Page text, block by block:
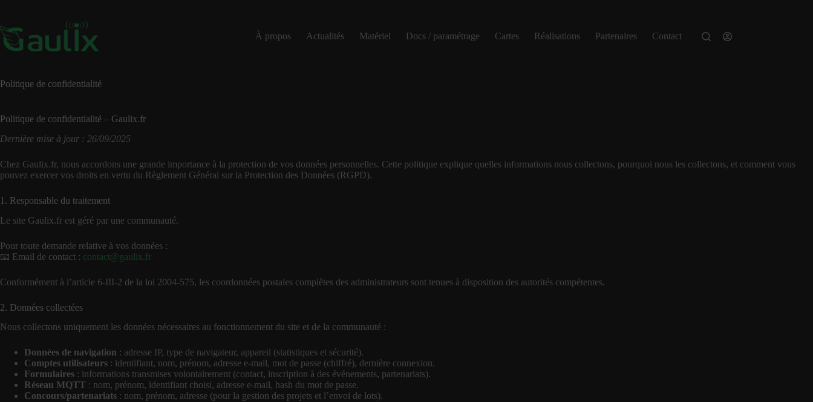
contenu
À propos
Actualités Matériel Docs / paramétrage Cartes Réalisations Partenaires Contact
Politique de confidentialité
Politique de confidentialité – Gaulix.fr
Dernière mise à jour : 26/09/2025
Chez Gaulix.fr, nous accordons une grande importance à la protection de vos données personnelles. Cette politique explique quelles informations nous collectons, pourquoi nous les collectons, et comment vous
pouvez exercer vos droits en vertu du Règlement Général sur la Protection des Données (RGPD).
1. Responsable du traitement
Le site Gaulix.fr est géré par une communauté.
Pour toute demande relative à vos données :
📧 Email de contact : contact@gaulix.fr
Conformément à l’article 6-III-2 de la loi 2004-575, les coordonnées postales complètes des administrateurs sont tenues à disposition des autorités compétentes.
2. Données collectées
Nous collectons uniquement les données nécessaires au fonctionnement du site et de la communauté :
Données de navigation : adresse IP, type de navigateur, appareil (statistiques et sécurité).
Comptes utilisateurs : identifiant, nom, prénom, adresse e-mail, mot de passe (chiffré), dernière connexion.
Formulaires : informations transmises volontairement (contact, inscription à des événements, partenariats).
Réseau MQTT : nom, prénom, identifiant choisi, adresse e-mail, hash du mot de passe.
Concours/partenariats : nom, prénom, adresse (pour la gestion des projets et l’envoi de lots).